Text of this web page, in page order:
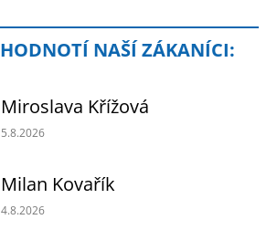
Miroslava Křížová
Hodnocení obchodu je 5 z 5 hvězdiček.
5.8.2026
Milan Kovařík
Hodnocení obchodu je 5 z 5 hvězdiček.
4.8.2026